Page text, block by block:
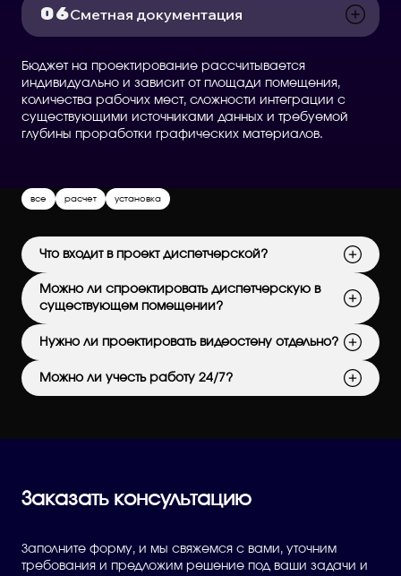
Сметная документация
Бюджет на проектирование рассчитывается
индивидуально и зависит от площади помещения,
количества рабочих мест, сложности интеграции с
существующими источниками данных и требуемой
глубины проработки графических материалов.
все расчет установка
Что входит в проект диспетчерской?
Можно ли спроектировать диспетчерскую в
существующем помещении?
Нужно ли проектировать видеостену отдельно?
Можно ли учесть работу 24/7?
Заказать консультацию
Заполните форму, и мы свяжемся с вами, уточним
требования и предложим решение под ваши задачи и